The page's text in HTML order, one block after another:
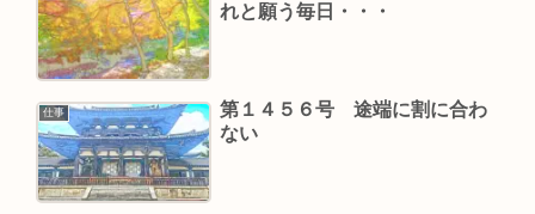
れと願う毎日・・・
仕事
第１４５６号 途端に割に合わ
ない